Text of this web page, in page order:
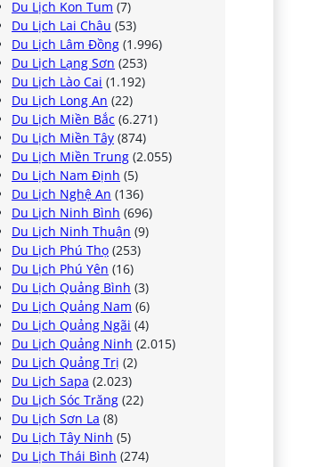
Du Lịch Kon Tum (7)
Du Lịch Lai Châu (53)
Du Lịch Lâm Đồng (1.996)
Du Lịch Lạng Sơn (253)
Du Lịch Lào Cai (1.192)
Du Lịch Long An (22)
Du Lịch Miền Bắc (6.271)
Du Lịch Miền Tây (874)
Du Lịch Miền Trung (2.055)
Du Lịch Nam Định (5)
Du Lịch Nghệ An (136)
Du Lịch Ninh Bình (696)
Du Lịch Ninh Thuận (9)
Du Lịch Phú Thọ (253)
Du Lịch Phú Yên (16)
Du Lịch Quảng Bình (3)
Du Lịch Quảng Nam (6)
Du Lịch Quảng Ngãi (4)
Du Lịch Quảng Ninh (2.015)
Du Lịch Quảng Trị (2)
Du Lịch Sapa (2.023)
Du Lịch Sóc Trăng (22)
Du Lịch Sơn La (8)
Du Lịch Tây Ninh (5)
Du Lịch Thái Bình (274)